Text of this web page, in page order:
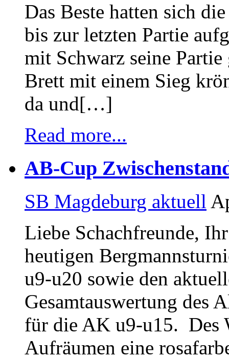
Das Beste hatten sich
bis zur letzten Partie
mit Schwarz seine
Brett mit einem Sieg
da und[…]
Read more...
AB-Cup
SB Magdeburg aktuell
Liebe Schachfreunde,
heutigen
u9-u20 sowie den
Gesamtauswertung des
für die AK u9-u15. Des
Aufräumen eine